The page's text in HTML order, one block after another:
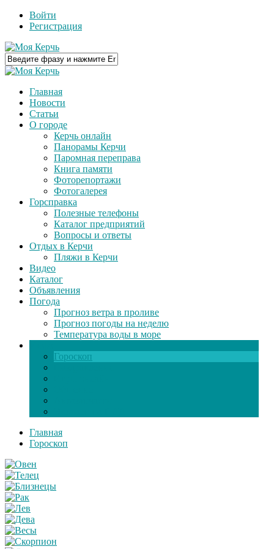
Войти
Регистрация
Главная
Новости
Статьи
О городе
Керчь онлайн
Панорамы Керчи
Паромная переправа
Книга памяти
Фоторепортажи
Фотогалерея
Горсправка
Полезные телефоны
Каталог предприятий
Вопросы и ответы
Отдых в Керчи
Пляжи в Керчи
Видео
Каталог
Объявления
Погода
Прогноз ветра в проливе
Прогноз погоды на неделю
Температура воды в море
Гороскоп
Главная
Гороскоп